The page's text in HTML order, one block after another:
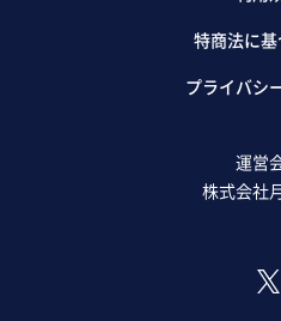
特商法に
プライバシ
運営
株式会社